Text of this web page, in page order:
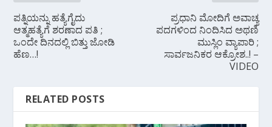
ಪತ್ನಿಯನ್ನು ಹತ್ಯೆಗೈದು
ಆತ್ಮಹತ್ಯೆಗೆ ಶರಣಾದ ಪತಿ ;
ಒಂದೇ ದಿನದಲ್ಲಿ ಬಿತ್ತು ಜೋಡಿ
ಹೆಣ…!
ಪ್ರಧಾನಿ ಮೋದಿಗೆ ಅವಾಚ್ಯ
ಪದಗಳಿಂದ ನಿಂದಿಸಿದ ಅಥಣಿ
ಮುಸ್ಲಿಂ ವ್ಯಾಪಾರಿ ;
ಸಾರ್ವಜನಿಕರ ಆಕ್ರೋಶ..! –
VIDEO
RELATED POSTS